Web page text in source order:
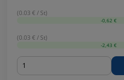
(0.03 € / St)
-0,62 €
(0.03 € / St)
-2,43 €
Menge